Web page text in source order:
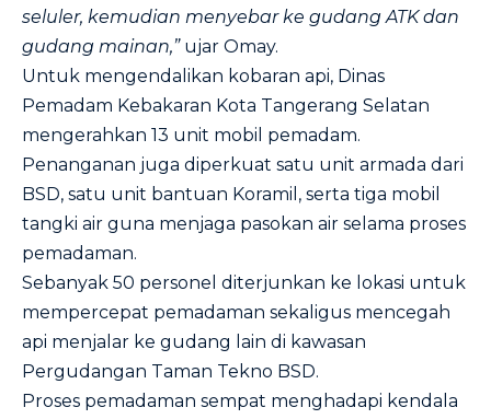
seluler, kemudian menyebar ke gudang ATK dan
gudang mainan,”ujar Omay.
Untuk mengendalikan kobaran api, Dinas
Pemadam Kebakaran Kota Tangerang Selatan
mengerahkan 13 unit mobil pemadam.
Penanganan juga diperkuat satu unit armada dari
BSD, satu unit bantuan Koramil, serta tiga mobil
tangki air guna menjaga pasokan air selama proses
pemadaman.
Sebanyak 50 personel diterjunkan ke lokasi untuk
mempercepat pemadaman sekaligus mencegah
api menjalar ke gudang lain di kawasan
Pergudangan Taman Tekno BSD.
Proses pemadaman sempat menghadapi kendala